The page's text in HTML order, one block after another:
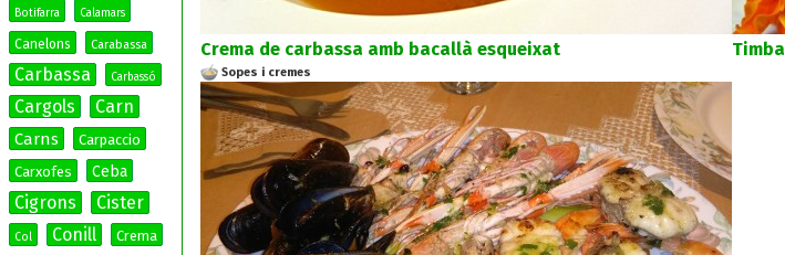
Botifarra Calamars
Canelons Carabassa
Carbassa Carbassó
Cargols Carn
Carns
Carpaccio
Carxofes
Ceba
Cigrons Cister
Col Conill
Crema
Crema de carbassa amb bacallà esqueixat
Sopes i cremes